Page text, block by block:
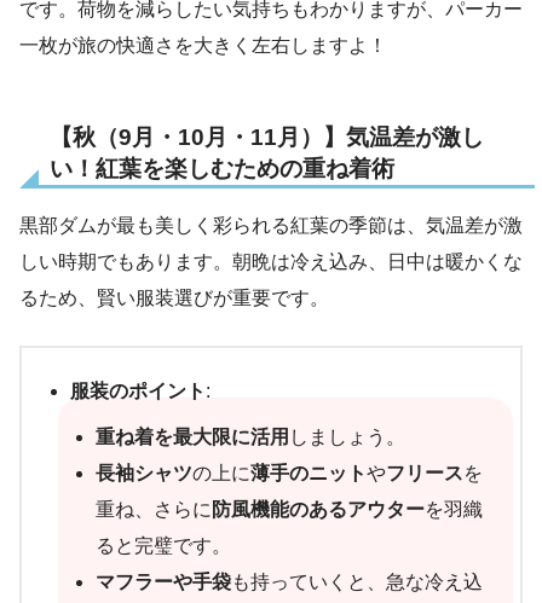
です。荷物を減らしたい気持ちもわかりますが、パーカー
一枚が旅の快適さを大きく左右しますよ！
【秋（9月・10月・11月）】気温差が激し
い！紅葉を楽しむための重ね着術
黒部ダムが最も美しく彩られる紅葉の季節は、気温差が激
しい時期でもあります。朝晩は冷え込み、日中は暖かくな
るため、賢い服装選びが重要です。
服装のポイント :
重ね着を最大限に活用 しましょう。
長袖シャツの上に薄手のニットやフリースを
重ね、さらに 防風機能のあるアウターを羽織
ると完璧です。
マフラーや手袋も持っていくと、急な冷え込